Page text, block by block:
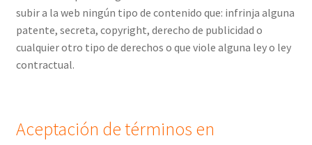
subir a la web ningún tipo de contenido que: infrinja alguna
patente, secreta, copyright, derecho de publicidad o
cualquier otro tipo de derechos o que viole alguna ley o ley
contractual.
Aceptación de términos en